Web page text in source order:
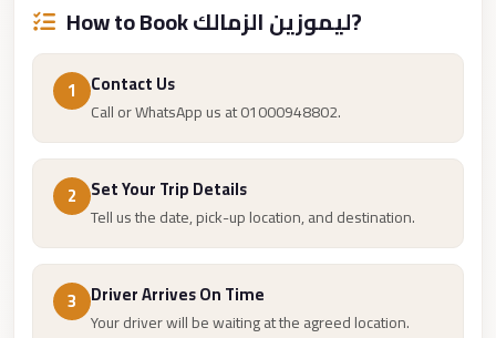
How to Book ليموزين الزمالك?
1 Contact Us
Call or WhatsApp us at 01000948802.
2 Set Your Trip Details
Tell us the date, pick-up location, and destination.
3 Driver Arrives On Time
Your driver will be waiting at the agreed location.
Limousine
from
Alexandria
Cairo
Airport
Limousine
Company